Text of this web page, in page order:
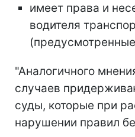
имеет права и
водителя
"Аналогичного
случаев
суды, которые при
нарушении правил